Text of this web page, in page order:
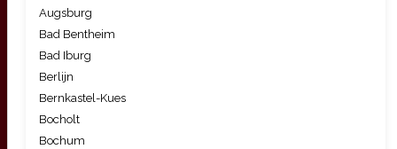
Augsburg
Bad Bentheim
Bad Iburg
Berlijn
Bernkastel-Kues
Bocholt
Bochum